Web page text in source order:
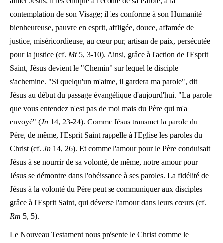
contemplation de son Visage; il les conforme à son Humanité
bienheureuse, pauvre en esprit, affligée, douce, affamée de
justice, miséricordieuse, au cœur pur, artisan de paix, persécutée
pour la justice (cf. Mt5, 3-10). Ainsi, grâce à l'action de l'Esprit
Saint, Jésus devient le "Chemin" sur lequel le disciple
s'achemine. "Si quelqu'un m'aime, il gardera ma parole", dit
Jésus au début du passage évangélique d'aujourd'hui. "La parole
que vous entendez n'est pas de moi mais du Père qui m'a
envoyé" (Jn 14, 23-24). Comme Jésus transmet la parole du
Père, de même, l'Esprit Saint rappelle à l'Eglise les paroles du
Christ (cf. Jn 14, 26). Et comme l'amour pour le Père conduisait
Jésus à se nourrir de sa volonté, de même, notre amour pour
Jésus se démontre dans l'obéissance à ses paroles. La fidélité de
Jésus à la volonté du Père peut se communiquer aux disciples
grâce à l'Esprit Saint, qui déverse l'amour dans leurs cœurs (cf.
Rm 5, 5).
Le Nouveau Testament nous présente le Christ comme le